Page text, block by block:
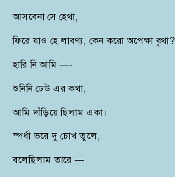
আসবেনা সে হেথা,
ফিরে যাও হে লাবণ্য, কেন করো অপেক্ষা বৃথা?
হারি নি আমি —-
শুনিনি ঢেউ এর কথা,
আমি দাঁড়িয়ে ছিলাম একা।
স্পর্ধা ভরে দু চোখ তুলে,
বলেছিলাম তারে —